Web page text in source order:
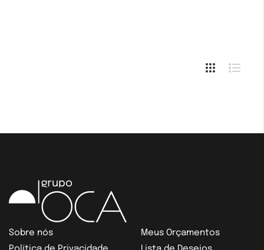
Sobre nós
Meus Orçamentos